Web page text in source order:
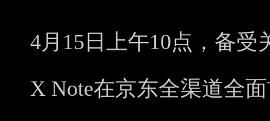
4月15日上午10点，备
X Note在京东全渠道全